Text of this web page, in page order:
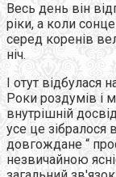
Весь день він
ріки, а коли
серед коренів
ніч.
І отут відбулася
Роки роздумів і
внутрішній
усе це зібралося
довгождане “
незвичайною